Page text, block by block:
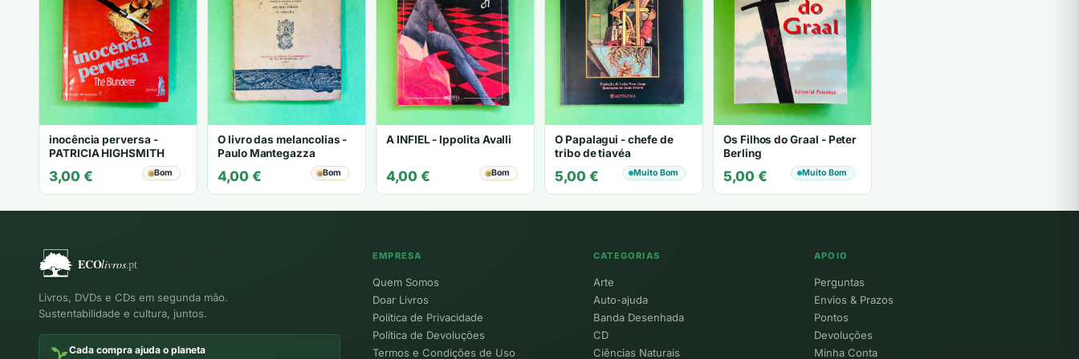
inocência perversa -
PATRICIA HIGHSMITH
3,00 € Bom
O livro das melancolias -
Paulo Mantegazza
4,00 € Bom
A INFIEL - Ippolita Avalli
4,00 € Bom
O Papalagui - chefe de
tribo de tiavéa
5,00 € Muito Bom
Os Filhos do Graal - Peter
Berling
5,00 € Muito Bom
Livros, DVDs e CDs em segunda mão.
Sustentabilidade e cultura, juntos.
Cada compra ajuda o planeta
EMPRESA
Quem Somos
Doar Livros
Política de Privacidade
Política de Devoluções
Termos e Condições de Uso
CATEGORIAS
Arte
Auto-ajuda
Banda Desenhada
CD
Ciências Naturais
APOIO
Perguntas
Envios & Prazos
Pontos
Devoluções
Minha Conta